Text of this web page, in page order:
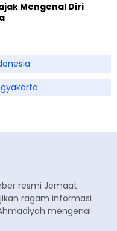
Mengenal Diri
resmi Jemaat
ragam informasi
mengenai